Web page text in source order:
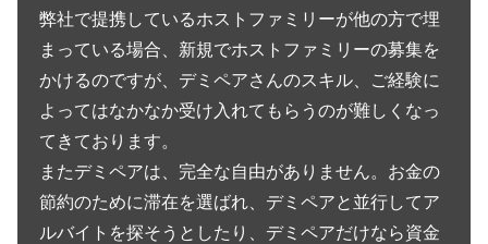
弊社で提携しているホストファミリーが他の方で埋
まっている場合、新規でホストファミリーの募集を
かけるのですが、デミペアさんのスキル、ご経験に
よってはなかなか受け入れてもらうのが難しくなっ
てきております。
またデミペアは、完全な自由がありません。お金の
節約のために滞在を選ばれ、デミペアと並行してア
ルバイトを探そうとしたり、デミペアだけなら資金